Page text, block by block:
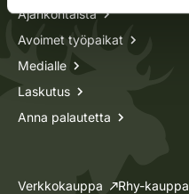
Ajankohtaista
Avoimet työpaikat
Medialle
Laskutus
Anna palautetta
Verkkokauppa Rhy-kauppa